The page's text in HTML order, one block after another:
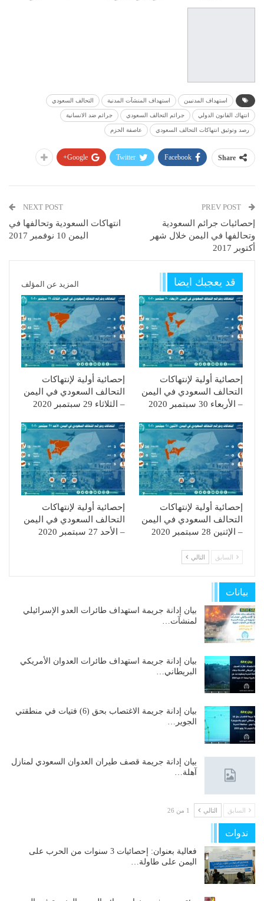
استهداف المدنيين استهداف المنشآت المدنية التحالف السعودي
انتهاك القانون الدولي جرائم التحالف السعودي جرائم ضد الانسانية
رصد وتوثيق انتهاكات التحالف السعودي عاصفة الحزم
Share
Facebook
Twitter
Google+
إحصائيات جرائم السعودية
وتحالفها في اليمن خلال شهر
أكتوبر 2017
NEXT POST
انتهاكات السعودية وتحالفها في
اليمن 10 نوفمبر 2017
قد يعجبك ايضا المزيد عن المؤلف
إحصائية أولية لإنتهاكات
التحالف السعودي في اليمن
– الأربعاء 30 سبتمبر 2020
إحصائية أولية لإنتهاكات
التحالف السعودي في اليمن
– الثلاثاء 29 سبتمبر 2020
إحصائية أولية لإنتهاكات
التحالف السعودي في اليمن
– الإثنين 28 سبتمبر 2020
إحصائية أولية لإنتهاكات
التحالف السعودي في اليمن
– الأحد 27 سبتمبر 2020
السابق التالي
بيانات
بيان إدانة جريمة استهداف طائرات العدو الإسرائيلي
لمنشآت…
بيان إدانة جريمة استهداف طائرات العدوان الأمريكي
البريطاني…
بيان إدانة جريمة الاغتصاب بحق (6) فتيات في منطقتي
الجوير…
بيان إدانة جريمة قصف طيران العدوان السعودي لمنازل
آهلة…
السابق التالي 1 من 26
ندوات
فعالية بعنوان: إحصائيات 3 سنوات من الحرب على
اليمن على طاولة…